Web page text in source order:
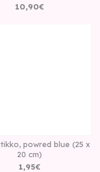
10,90€
powred blue (25 x
20 cm)
1,95€